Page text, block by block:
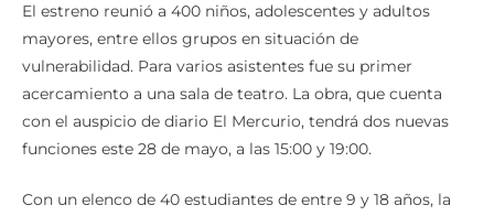
El estreno reunió a 400 niños, adolescentes y adultos
mayores, entre ellos grupos en situación de
vulnerabilidad. Para varios asistentes fue su primer
acercamiento a una sala de teatro. La obra, que cuenta
con el auspicio de diario El Mercurio, tendrá dos nuevas
funciones este 28 de mayo, a las 15:00 y 19:00.
Con un elenco de 40 estudiantes de entre 9 y 18 años, la